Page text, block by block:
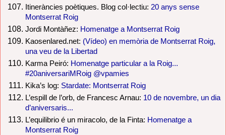
Itineràncies poètiques. Blog col·lectiu: 20 anys sense
Montserrat Roig
Jordi Montàñez: Homenatge a Montserrat Roig
Kaosenlared.net: (Vídeo) en memòria de Montserrat Roig,
una veu de la Libertad
Karma Peiró: Homenatge particular a la Roig...
#20aniversariMRoig @vpamies
Kika’s log: Stardate: Montserrat Roig
L’espill de l’orb, de Francesc Arnau: 10 de novembre, un dia
d’aniversaris...
L’equilibrio é un miracolo, de la Finta: Homenatge a
Montserrat Roig